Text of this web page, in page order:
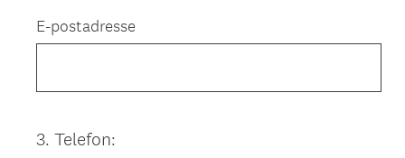
E-postadresse
Question
3. Telefon: